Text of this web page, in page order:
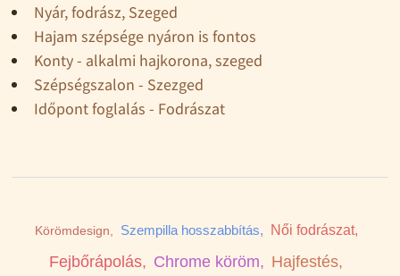
Nyár, fodrász, Szeged
Hajam szépsége nyáron is fontos
Konty - alkalmi hajkorona, szeged
Szépségszalon - Szezged
Időpont foglalás - Fodrászat
Körömdesign, Szempilla hosszabbítás, Női fodrászat,
Fejbőrápolás, Chrome köröm, Hajfestés,